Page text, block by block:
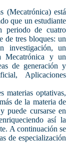
(Mecatrónica) está
que un estudiante
periodo de cuatro
de tres bloques: un
investigación, un
Mecatrónica y un
de generación y
Aplicaciones
materias optativas,
de la materia de
puede cursarse en
así la
A continuación se
de especialización